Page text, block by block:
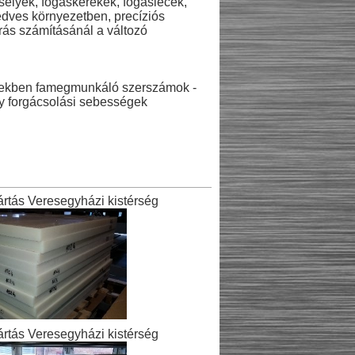
környezetben, precíziós
számításánál a változó
famegmunkáló szerszámok -
forgácsolási sebességek
Veresegyházi kistérség
Veresegyházi kistérség